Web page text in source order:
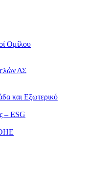
Ομίλου
ΔΣ
και Εξωτερικό
– ESG